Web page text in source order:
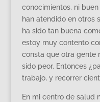
conocimientos, ni
han atendido en otros
ha sido tan buena
estoy muy contento
consta que otra gente
sido peor. Entonces
trabajo, y recorrer
En mi centro de salud